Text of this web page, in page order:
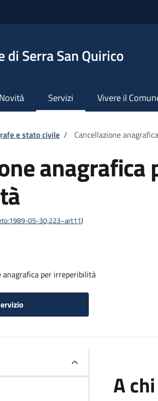
di Serra San Quirico
Novità Servizi Vivere il
e stato civile / Cancellazione
anagrafica
05-30;223~art11)
anagrafica per irreperibilità
A